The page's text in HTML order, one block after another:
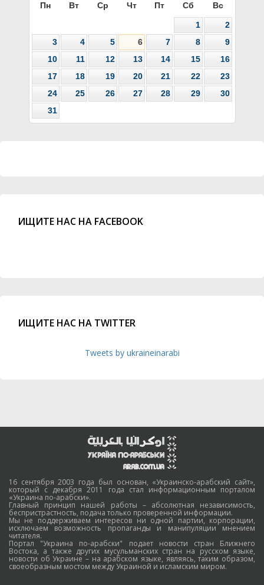
Пн Вт Ср Чт Пт Сб Вс
1
2
3
4 5 6 7 8
9
10
11 12 13 14 15
16
17
18 19 20 21 22
23
24
25 26 27 28 29
30
31
ИЩИТЕ НАС НА FACEBOOK
ИЩИТЕ НАС НА TWITTER
Tweets by ukraineinarabi
16 сентября 2003 года был основан, «Украинско-арабский сайт»,
который с декабря 2011 года стал информационным порталом
«Украина по-арабски».
Главный принцип нашей работы – абсолютная независимость,
беспристрастность, подача только проверенной информации.
Мы не поддерживаем интересов ни одной партии, корпорации,
исключаем возможность пропаганды и манипуляции мнением
читателя.
Портал "Украина по-арабски" подает новости стран Ближнего
Востока, а также других мусульманских стран на русском языке,
новости об Украине – на арабском языке, являясь, таким образом,
своеобразным мостом между Украиной и исламским миром.